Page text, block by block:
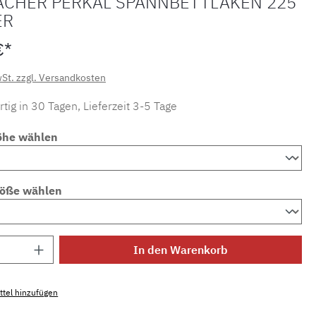
zzgl. Versandkosten
in 30 Tagen, Lieferzeit 3-5 Tage
wählen
wählen
Anzahl: Gib den gewünschten Wert ein
In den Warenkorb
hinzufügen